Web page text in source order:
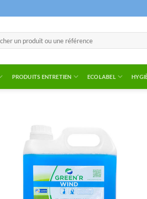
PRODUITS ENTRETIEN ECOLABEL